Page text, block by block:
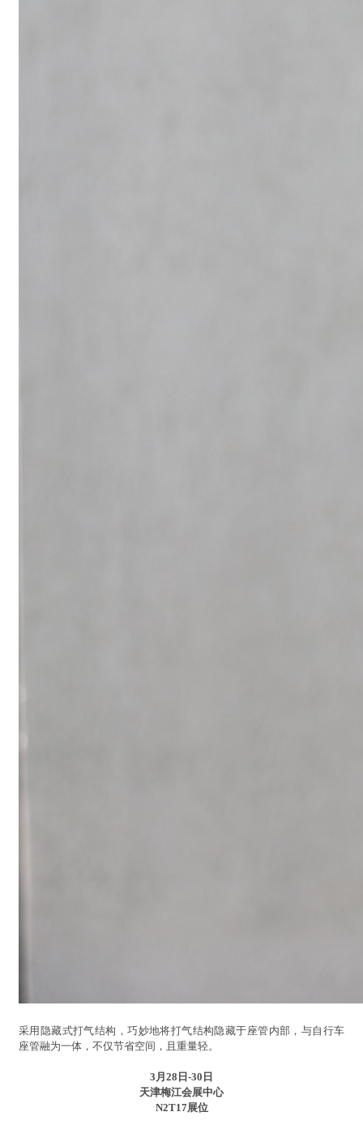
采用隐藏式打气结构，巧妙地将打气结构隐藏于座管内部，与自行车
座管融为一体，不仅节省空间，且重量轻。
3月28日-30日
天津梅江会展中心
N2T17展位